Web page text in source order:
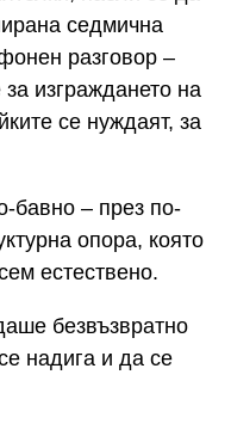
седмична
разговор –
изграждането на
се нуждаят, за
бавно – през по-
опора, която
естествено.
безвъзвратно
надига и да се